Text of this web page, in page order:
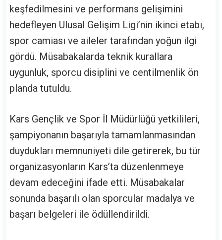
keşfedilmesini ve performans gelişimini
hedefleyen Ulusal Gelişim Ligi’nin ikinci etabı,
spor camiası ve aileler tarafından yoğun ilgi
gördü. Müsabakalarda teknik kurallara
uygunluk, sporcu disiplini ve centilmenlik ön
planda tutuldu.
Kars Gençlik ve Spor İl Müdürlüğü yetkilileri,
şampiyonanın başarıyla tamamlanmasından
duydukları memnuniyeti dile getirerek, bu tür
organizasyonların Kars’ta düzenlenmeye
devam edeceğini ifade etti. Müsabakalar
sonunda başarılı olan sporcular madalya ve
başarı belgeleri ile ödüllendirildi.